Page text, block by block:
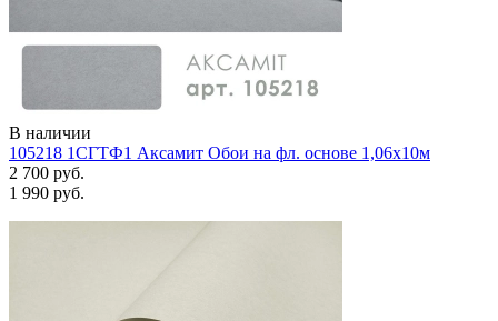
В наличии
105218 1СГТФ1 Аксамит Обои на фл. основе 1,06х10м
2 700 руб.
1 990 руб.